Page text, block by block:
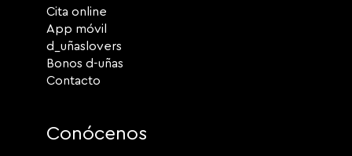
Cita online
App móvil
d_uñaslovers
Bonos d-uñas
Contacto
Conócenos